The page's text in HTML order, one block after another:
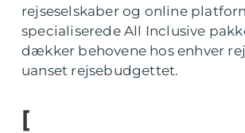
rejseselskaber og online
specialiserede All Inclusive
dækker behovene hos enhver
uanset rejsebudgettet.
[